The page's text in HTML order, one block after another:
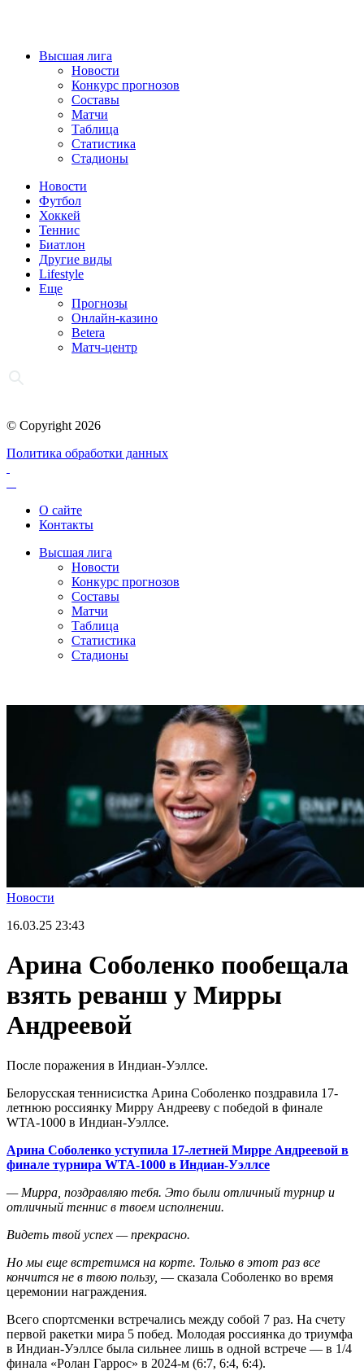
Высшая лига
Новости
Конкурс прогнозов
Составы
Матчи
Таблица
Статистика
Стадионы
Новости
Футбол
Хоккей
Теннис
Биатлон
Другие виды
Lifestyle
Еще
Прогнозы
Онлайн-казино
Betera
Матч-центр
© Copyright 2026
Политика обработки данных
О сайте
Контакты
Высшая лига
Новости
Конкурс прогнозов
Составы
Матчи
Таблица
Статистика
Стадионы
Новости
16.03.25 23:43
Арина Соболенко пообещала
взять реванш у Мирры
Андреевой
После поражения в Индиан-Уэллсе.
Белорусская теннисистка Арина Соболенко поздравила 17-
летнюю россиянку Мирру Андрееву с победой в финале
WTA-1000 в Индиан-Уэллсе.
Арина Соболенко уступила 17-летней Мирре Андреевой в
финале турнира WTA-1000 в Индиан-Уэллсе
— Мирра, поздравляю тебя. Это были отличный турнир и
отличный теннис в твоем исполнении.
Видеть твой успех — прекрасно.
Но мы еще встретимся на корте. Только в этот раз все
кончится не в твою пользу, — сказала Соболенко во время
церемонии награждения.
Всего спортсменки встречались между собой 7 раз. На счету
первой ракетки мира 5 побед. Молодая россиянка до триумфа
в Индиан-Уэллсе была сильнее лишь в одной встрече — в 1/4
финала «Ролан Гаррос» в 2024-м (6:7, 6:4, 6:4).